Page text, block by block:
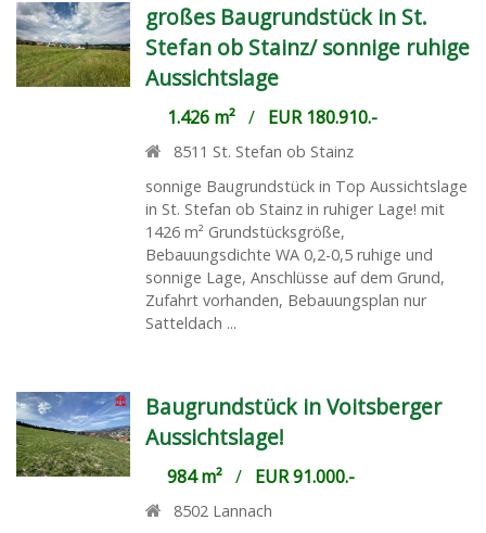
großes Baugrundstück in St.
Stefan ob Stainz/ sonnige ruhige
Aussichtslage
1.426 m²/ EUR 180.910.-
8511 St. Stefan ob Stainz
sonnige Baugrundstück in Top Aussichtslage
in St. Stefan ob Stainz in ruhiger Lage! mit
1426 m² Grundstücksgröße,
Bebauungsdichte WA 0,2-0,5 ruhige und
sonnige Lage, Anschlüsse auf dem Grund,
Zufahrt vorhanden, Bebauungsplan nur
Satteldach ...
Baugrundstück in Voitsberger
Aussichtslage!
984 m²/ EUR 91.000.-
8502 Lannach